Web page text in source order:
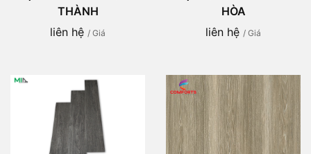
THÀNH
liên hệ / Giá
HÒA
liên hệ / Giá